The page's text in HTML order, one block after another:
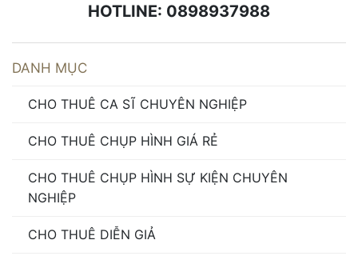
HOTLINE: 0898937988
DANH MỤC
CHO THUÊ CA SĨ CHUYÊN NGHIỆP
CHO THUÊ CHỤP HÌNH GIÁ RẺ
CHO THUÊ CHỤP HÌNH SỰ KIỆN CHUYÊN
NGHIỆP
CHO THUÊ DIỄN GIẢ